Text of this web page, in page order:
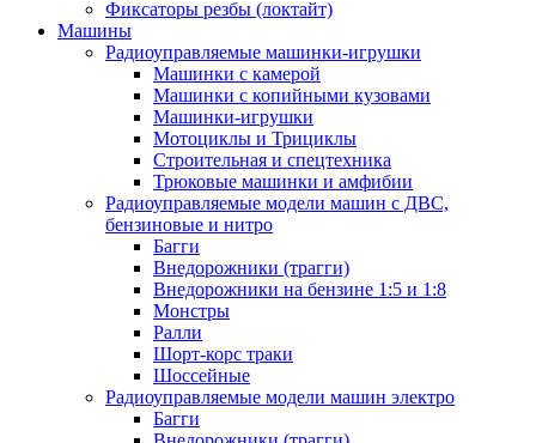
Фиксаторы резбы (локтайт)
Машины
Радиоуправляемые машинки-игрушки
Машинки с камерой
Машинки с копийными кузовами
Машинки-игрушки
Мотоциклы и Трициклы
Строительная и спецтехника
Трюковые машинки и амфибии
Радиоуправляемые модели машин с ДВС,
бензиновые и нитро
Багги
Внедорожники (трагги)
Внедорожники на бензине 1:5 и 1:8
Монстры
Ралли
Шорт-корс траки
Шоссейные
Радиоуправляемые модели машин электро
Багги